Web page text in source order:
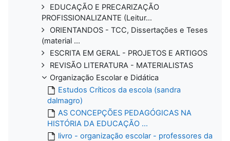
EDUCAÇÃO E PRECARIZAÇÃO
PROFISSIONALIZANTE (Leitur...
ORIENTANDOS - TCC, Dissertações e Teses
(material ...
ESCRITA EM GERAL - PROJETOS E ARTIGOS
REVISÃO LITERATURA - MATERIALISTAS
Organização Escolar e Didática
Estudos Críticos da escola (sandra
dalmagro)
AS CONCEPÇÕES PEDAGÓGICAS NA
HISTÓRIA DA EDUCAÇÃO ...
livro - organização escolar - professores da